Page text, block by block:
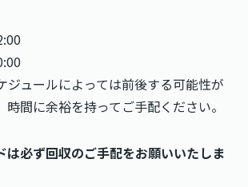
ュールによっては前後する可能性が
時間に余裕を持ってご手配ください。
は必ず回収のご手配をお願いいたしま